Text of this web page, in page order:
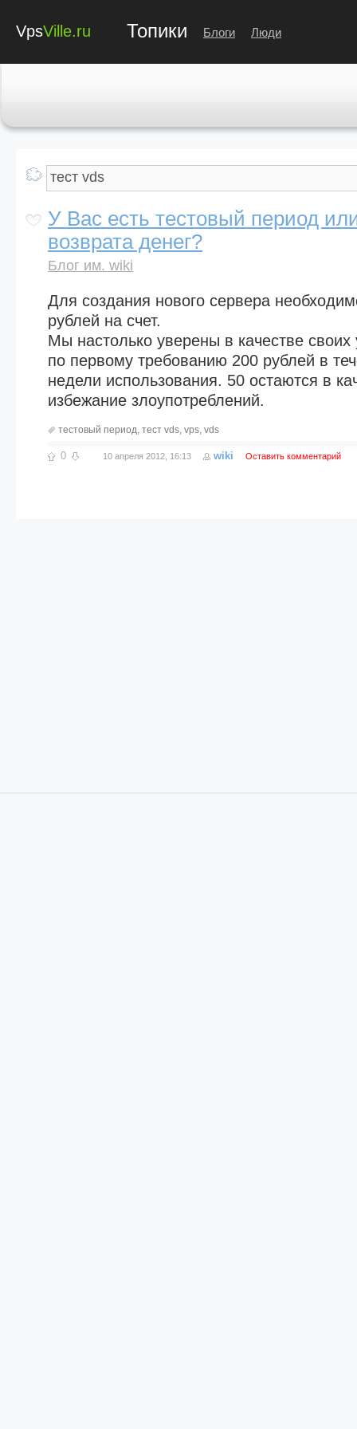
VpsVille.ru Топики Блоги Люди
У Вас есть тестовый период
возврата денег?
Блог им. wiki
Для создания нового сервера
рублей на счет.
Мы настолько уверены в качестве своих
по первому требованию 200 рублей в
недели использования. 50 остаются в
избежание злоупотреблений.
тестовый период, тест vds, vps, vds
0 10 апреля 2012, 16:13 wiki Оставить комментарий